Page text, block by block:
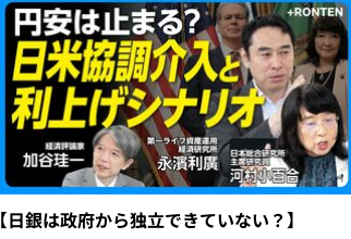
【日銀は政府から独立できていない？】